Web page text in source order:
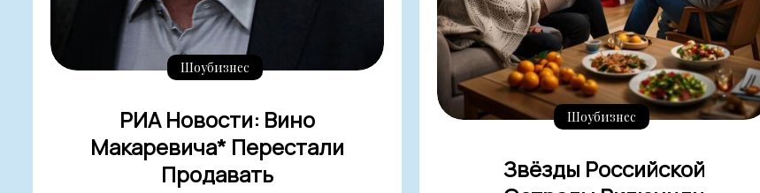
Шоубизнес
РИА Новости: Вино
Макаревича* Перестали
Продавать
Шоубизнес
Звёзды Российской